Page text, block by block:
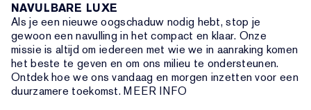
NAVULBARE LUXE
Als je een nieuwe oogschaduw nodig hebt, stop je
gewoon een navulling in het compact en klaar. Onze
missie is altijd om iedereen met wie we in aanraking komen
het beste te geven en om ons milieu te ondersteunen.
Ontdek hoe we ons vandaag en morgen inzetten voor een
duurzamere toekomst. MEER INFO